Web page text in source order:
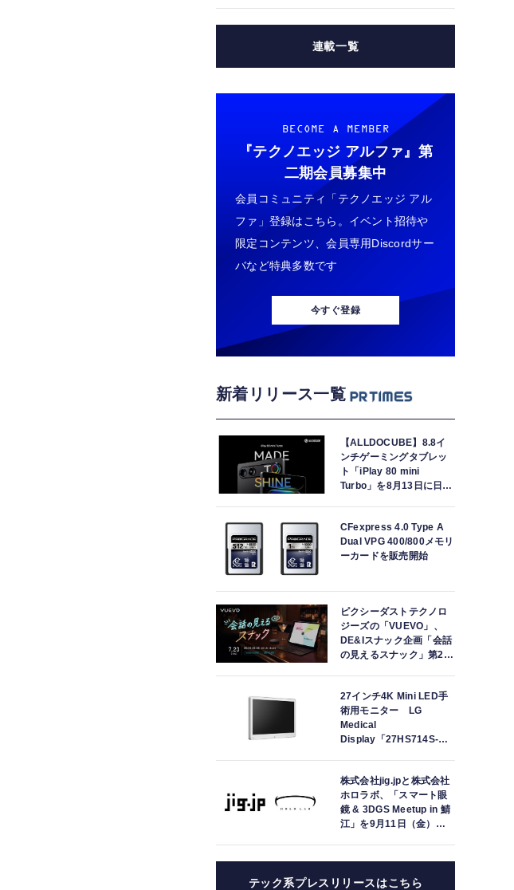
連載一覧
BECOME A MEMBER
『テクノエッジ アルファ』 第
二期会員募集中
会員コミュニティ「テクノエッジ アル
ファ」登録はこちら。イベント招待や
限定コンテンツ、会員専用Discordサー
バなど特典多数です
今すぐ登録
新着リリース一覧
【ALLDOCUBE】8.8イ
ンチゲーミングタブレッ
ト「iPlay 80 mini
Turbo」を8月13日に日本
CFexpress 4.0 Type A
Dual VPG 400/800メモリ
ーカードを販売開始
ピクシーダストテクノロ
ジーズの「VUEVO」、
DE&Iスナック企画「会話
の見えるスナック」第2回
クに戻れた」
27インチ4K Mini LED手
術用モニター LG
Medical
Display「27HS714S-
株式会社jig.jpと株式会社
ホロラボ、「スマート眼
鏡 & 3DGS Meetup in 鯖
江」を9月11日（金）に
テック系プレスリリースはこちら